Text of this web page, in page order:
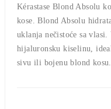
Kérastase Blond Absolu
kose. Blond Absolu
uklanja nečistoće sa
hijaluronsku kiselinu,
sivu ili bojenu blond kosu.